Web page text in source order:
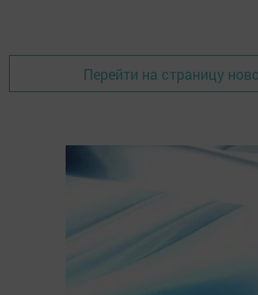
Перейти на страницу